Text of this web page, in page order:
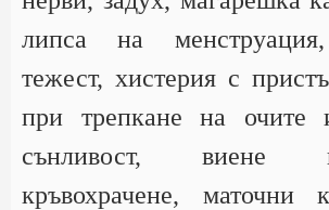
липса на
тежест, хистерия с
при трепкане на очите
сънливост, виене
кръвохрачене, маточни